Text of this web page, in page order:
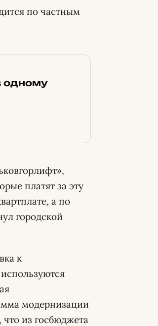
по частным
одному
платят за эту
а по
городской
к
модернизации
что из госбюджета